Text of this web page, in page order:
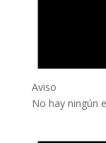
Aviso
No hay ningún